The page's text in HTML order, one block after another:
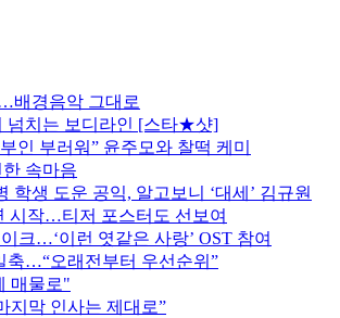
배경음악 그대로
넘치는 보디라인 [스타★샷]
인 부러워” 윤주모와 찰떡 케미
속마음
생 도운 공익, 알고보니 ‘대세’ 김규원
시작…티저 포스터도 선보여
크…‘이런 엿같은 사랑’ OST 참여
축…“오래전부터 우선순위”
매물로"
지막 인사는 제대로”